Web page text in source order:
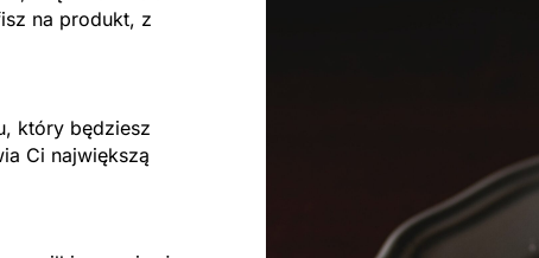
na produkt, z
który będziesz
Ci największą